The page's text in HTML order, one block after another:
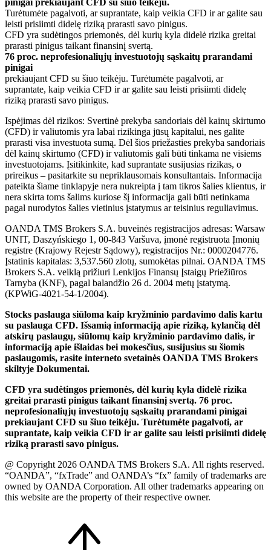
Turėtumėte pagalvoti, ar suprantate, kaip veikia CFD ir ar galite sau
leisti prisiimti didelę riziką prarasti savo pinigus.
CFD yra sudėtingos priemonės, dėl kurių kyla didelė rizika greitai
prarasti pinigus taikant finansinį svertą.
76 proc. neprofesionaliųjų investuotojų sąskaitų prarandami
pinigai
prekiaujant CFD su šiuo teikėju. Turėtumėte pagalvoti, ar
suprantate, kaip veikia CFD ir ar galite sau leisti prisiimti didelę
riziką prarasti savo pinigus.
Ispėjimas dėl rizikos: Svertinė prekyba sandoriais dėl kainų skirtumo
(CFD) ir valiutomis yra labai rizikinga jūsų kapitalui, nes galite
prarasti visa investuota sumą. Dėl šios priežasties prekyba sandoriais
dėl kainų skirtumo (CFD) ir valiutomis gali būti tinkama ne visiems
investuotojams. Įsitikinkite, kad suprantate susijusias rizikas, o
prireikus – pasitarkite su nepriklausomais konsultantais. Informacija
pateikta šiame tinklapyje nera nukreipta į tam tikros šalies klientus, ir
nera skirta toms šalims kuriose šį informacija gali būti netinkama
pagal nurodytos šalies vietinius įstatymus ar teisinius reguliavimus.
OANDA TMS Brokers S.A. buveinės registracijos adresas: Warsaw
UNIT, Daszyńskiego 1, 00-843 Varšuva, įmonė registruota Įmonių
registre (Krajowy Rejestr Sądowy), registracijos Nr.: 0000204776.
Įstatinis kapitalas: 3,537.560 zlotų, sumokėtas pilnai. OANDA TMS
Brokers S.A. veiklą prižiuri Lenkijos Finansų Įstaigų Priežiūros
Tarnyba (KNF), pagal balandžio 26 d. 2004 metų įstatymą.
(KPWiG-4021-54-1/2004).
Stocks paslauga siūloma kaip kryžminio pardavimo dalis kartu
su paslauga CFD. Išsamią informaciją apie riziką, kylančią dėl
atskirų paslaugų, siūlomų kaip kryžminio pardavimo dalis, ir
informaciją apie išlaidas bei mokesčius, susijusius su šiomis
paslaugomis, rasite interneto svetainės OANDA TMS Brokers
skiltyje Dokumentai.
CFD yra sudėtingos priemonės, dėl kurių kyla didelė rizika
greitai prarasti pinigus taikant finansinį svertą. 76 proc.
neprofesionaliųjų investuotojų sąskaitų prarandami pinigai
prekiaujant CFD su šiuo teikėju. Turėtumėte pagalvoti, ar
suprantate, kaip veikia CFD ir ar galite sau leisti prisiimti didelę
riziką prarasti savo pinigus.
@ Copyright 2026 OANDA TMS Brokers S.A. All rights reserved.
“OANDA”, “fxTrade” and OANDA’s “fx” family of trademarks are
owned by OANDA Corporation. All other trademarks appearing on
this website are the property of their respective owner.